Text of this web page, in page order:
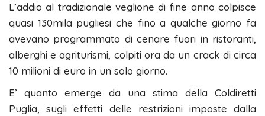
L’addio al tradizionale veglione di fine anno colpisce
quasi 130mila pugliesi che fino a qualche giorno fa
avevano programmato di cenare fuori in ristoranti,
alberghi e agriturismi, colpiti ora da un crack di circa
10 milioni di euro in un solo giorno.
E’ quanto emerge da una stima della Coldiretti
Puglia, sugli effetti delle restrizioni imposte dalla